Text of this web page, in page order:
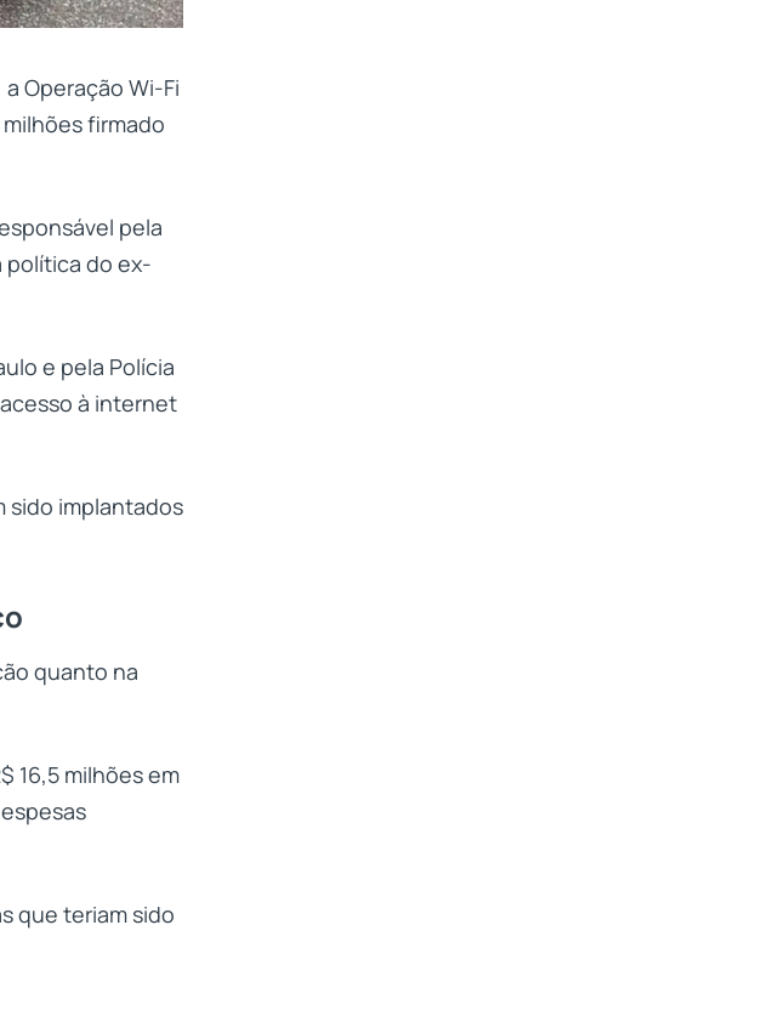
Operação Wi-Fi
firmado
pela
política do ex-
e pela Polícia
à internet
sido implantados
quanto na
16,5 milhões em
que teriam sido